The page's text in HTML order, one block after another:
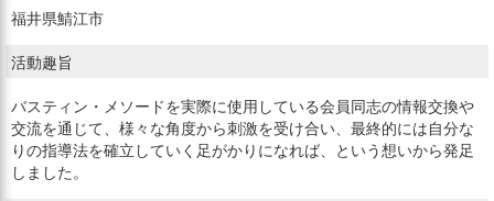
福井県鯖江市
活動趣旨
バスティン・メソードを実際に使用している会員同志の情報交換や
交流を通じて、様々な角度から刺激を受け合い、最終的には自分な
りの指導法を確立していく足がかりになれば、という想いから発足
しました。